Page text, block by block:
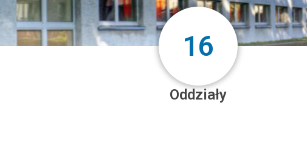
16
Oddziały